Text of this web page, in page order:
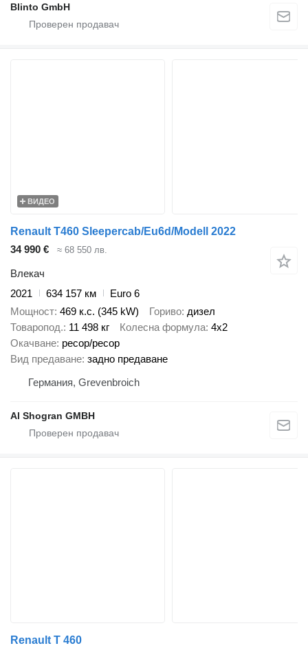
Blinto GmbH
ВИДЕО
Renault T460 Sleepercab/Eu6d/Modell 2022
34 990 €
≈ 68 550 лв.
Влекач
2021
634 157 км
Euro 6
Мощност 469 к.с. (345 kW) Гориво дизел
Товаропод. 11 498 кг Колесна формула 4x2
Окачване ресор/ресор
Вид предаване задно предаване
Германия, Grevenbroich
Al Shogran GMBH
Renault T 460